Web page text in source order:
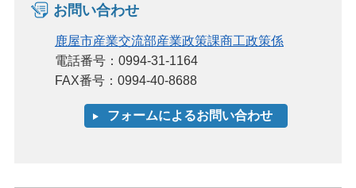
お問い合わせ
鹿屋市産業交流部産業政策課商工政策係
電話番号：0994-31-1164
FAX番号：0994-40-8688